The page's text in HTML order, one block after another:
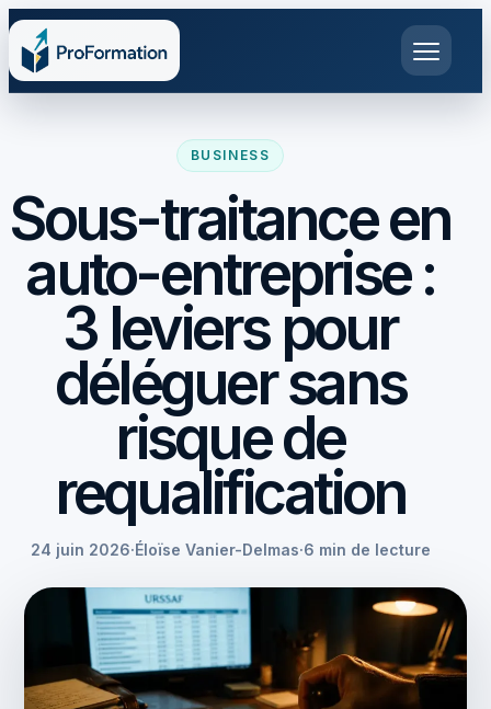
BUSINESS
Sous-traitance en
auto-entreprise :
3 leviers pour
déléguer sans
risque de
requalification
24 juin 2026·Éloïse Vanier-Delmas·6 min de lecture